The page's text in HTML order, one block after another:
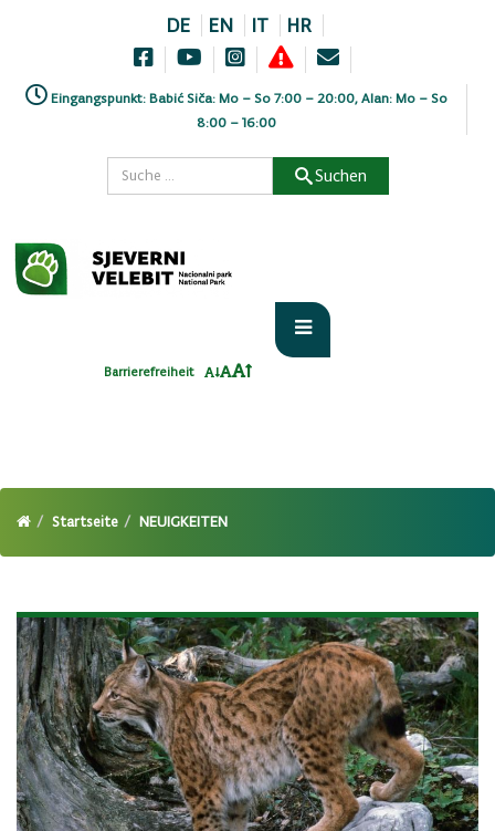
DE EN IT HR
Eingangspunkt: Babić Siča: Mo – So 7:00 – 20:00, Alan: Mo – So
8:00 – 16:00
Suchen
Barrierefreiheit
Startseite NEUIGKEITEN